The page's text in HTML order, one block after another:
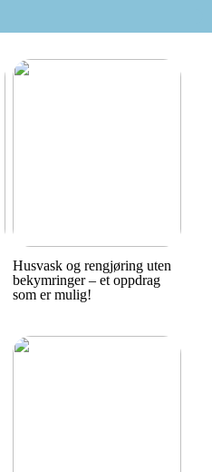
Husvask og rengjøring uten
bekymringer – et oppdrag
som er mulig!